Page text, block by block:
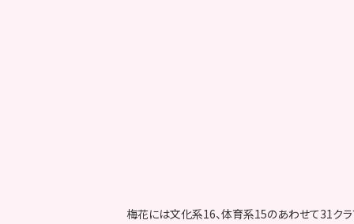
梅花には文化系16、体育系15のあわせて31クラ